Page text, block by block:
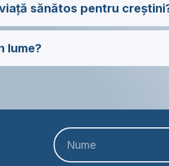
sănătos pentru
lume?